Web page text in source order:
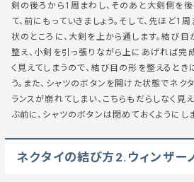
剣の後ろから1周まわし、そのあと大剣側を
て、前にもっていきましょう。そして、先ほど1
状のところに、大剣を上から通します。結び目
整え、小剣を引っ張りながら上にあげれば完
く見えてしまうので、結び目の形を整えるとき
う。また、シャツのボタンを開けた状態でネク
ランスが崩れてしまい、こちらもだらしなく見
ぶ前に、シャツのボタンは閉めておくようにしま
ネクタイの結び方2.ウィンザー